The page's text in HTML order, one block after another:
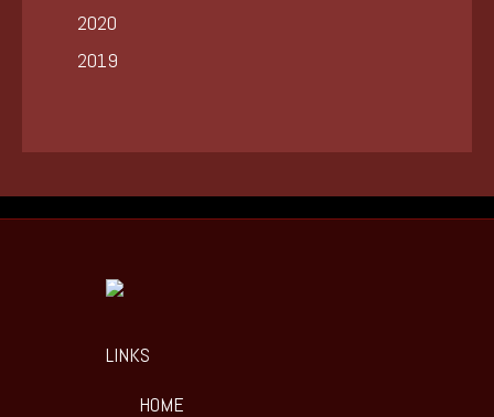
2020
2019
LINKS
HOME